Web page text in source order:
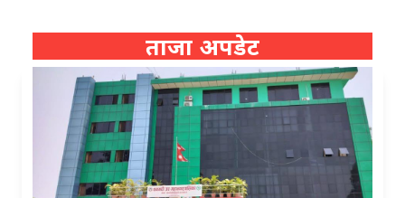
ताजा अपडेट